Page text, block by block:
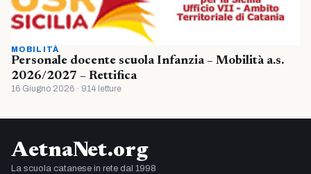
MOBILITÀ
Personale docente scuola Infanzia – Mobilità a.s.
2026/2027 – Rettifica
16 Giugno 2026 · 914 letture
AetnaNet.org
La scuola catanese in rete dal 1998